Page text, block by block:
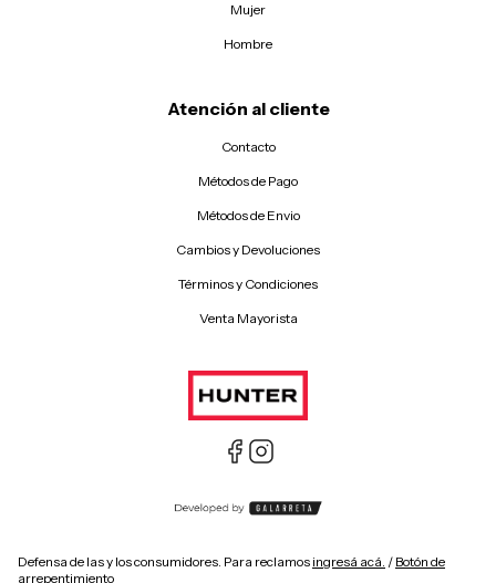
Mujer
Hombre
Atención al cliente
Contacto
Métodos de Pago
Métodos de Envio
Cambios y Devoluciones
Términos y Condiciones
Venta Mayorista
Defensa de las y los consumidores. Para reclamos ingresá acá. / Botón de
arrepentimiento